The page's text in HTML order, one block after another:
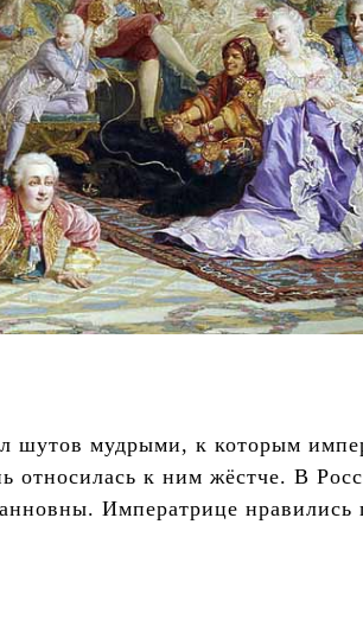
шутов мудрыми, к которым
относилась к ним жёстче. В
Императрице нравились